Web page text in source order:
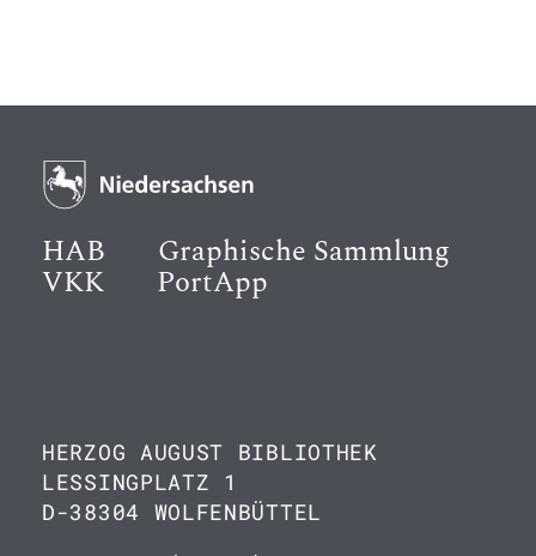
HAB Graphische Sammlung
VKK PortApp
HERZOG AUGUST BIBLIOTHEK
LESSINGPLATZ 1
D-38304 WOLFENBÜTTEL